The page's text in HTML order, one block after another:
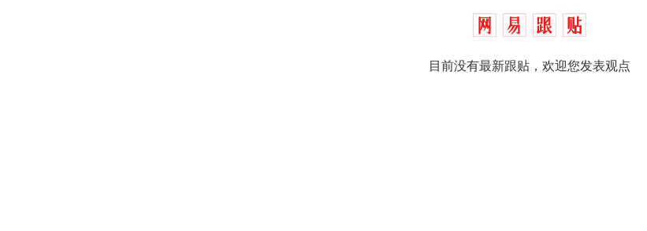
目前没有最新跟贴，欢迎您发表观点